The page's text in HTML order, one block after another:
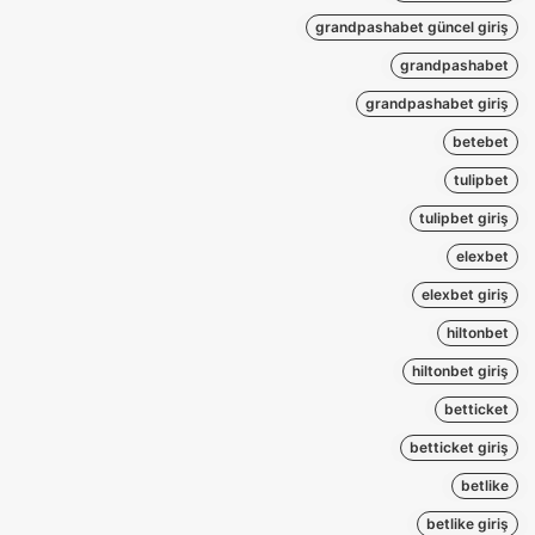
grandpashabet güncel giriş
grandpashabet
grandpashabet giriş
betebet
tulipbet
tulipbet giriş
elexbet
elexbet giriş
hiltonbet
hiltonbet giriş
betticket
betticket giriş
betlike
betlike giriş